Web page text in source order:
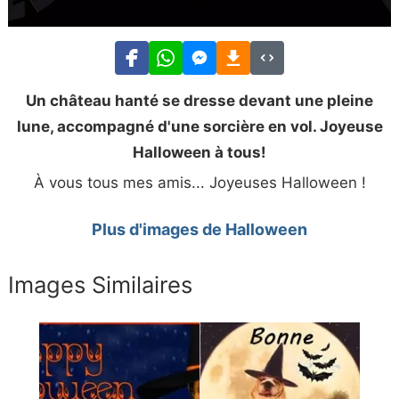
Un château hanté se dresse devant une pleine
lune, accompagné d'une sorcière en vol. Joyeuse
Halloween à tous!
À vous tous mes amis... Joyeuses Halloween !
Plus d'images de Halloween
Images Similaires